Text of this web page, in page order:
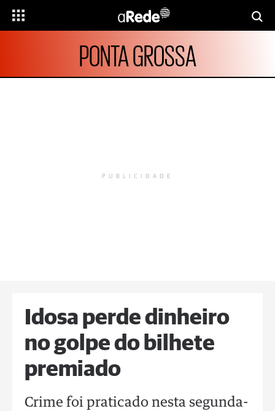
PONTA GROSSA
PUBLICIDADE
Idosa perde dinheiro
no golpe do bilhete
premiado
Crime foi praticado nesta segunda-